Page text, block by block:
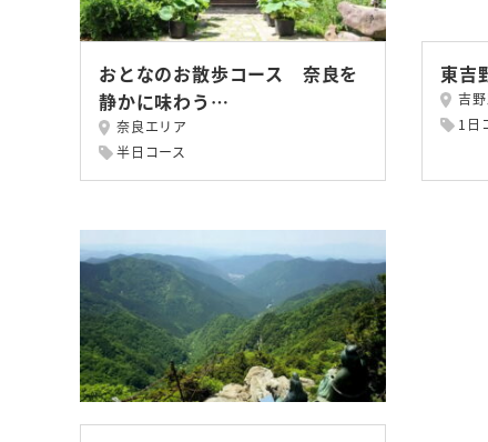
おとなのお散歩コース 奈良を
静かに味わう…
奈良エリア
半日コース
東吉
吉
1日